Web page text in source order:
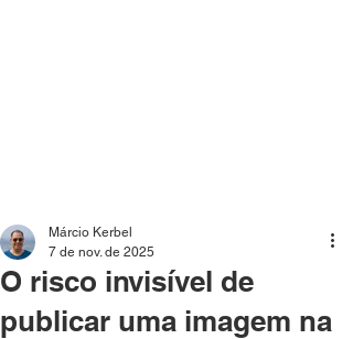
O risco invisível de
publicar uma imagem na
Márcio Kerbel
7 de nov. de 2025